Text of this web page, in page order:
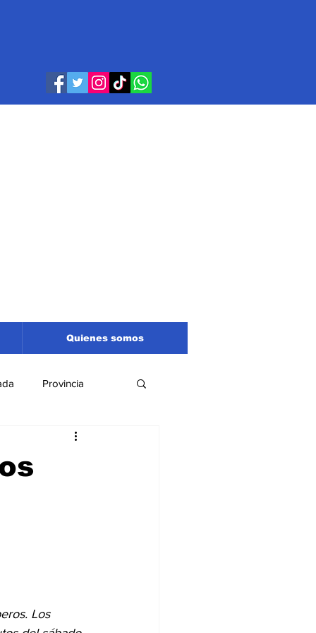
Quienes somos
Provincia
Santa Fe
Los